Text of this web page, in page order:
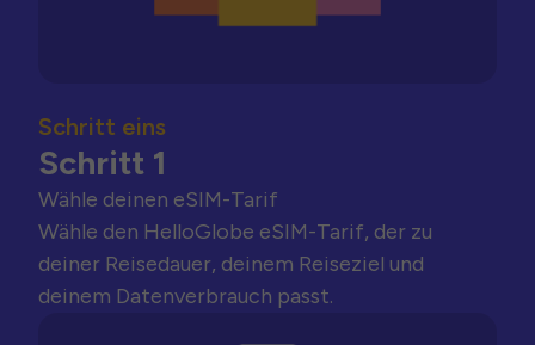
Schritt eins
Schritt 1
Wähle deinen eSIM-Tarif
Wähle den HelloGlobe eSIM-Tarif, der zu
deiner Reisedauer, deinem Reiseziel und
deinem Datenverbrauch passt.